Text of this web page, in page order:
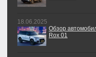
18.06.2025
Обзор
Rox 01